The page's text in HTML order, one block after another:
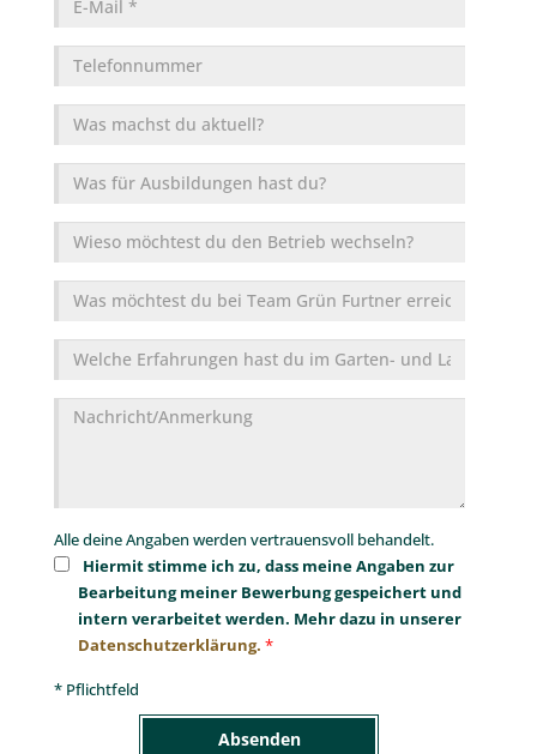
Mail
*Telefonnummer
Was
machst
du
aktuell?
Was
für
Ausbildungen
hast
du?
Wieso
möchtest
du
den
Betrieb
wechseln?
Was
möchtest
du
bei
Team
Grün
Welche
Erfahrungen
hast
und
Landschaftsbau?
Nachricht/Anmerkungen
Alle deine Angaben werden vertrauensvoll behandelt.
Hiermit stimme ich zu, dass meine Angaben zur
Bearbeitung meiner Bewerbung gespeichert und
intern verarbeitet werden. Mehr dazu in unserer
Datenschutzerklärung. *
* Pflichtfeld